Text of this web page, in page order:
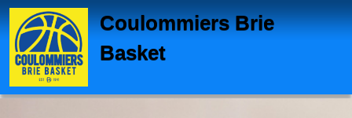
Coulommiers Brie
Basket
Panneau de gestion des cookies